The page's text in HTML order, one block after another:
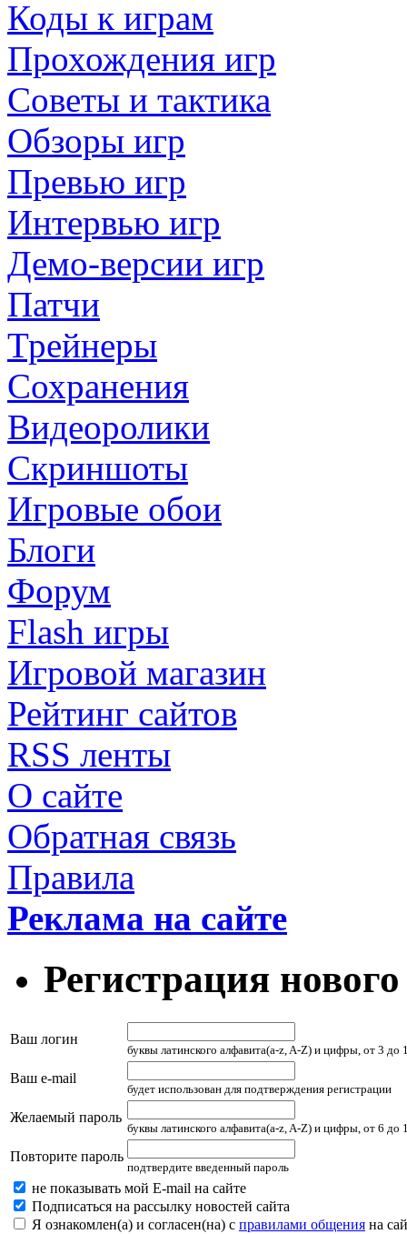
Коды к играм
Прохождения игр
Советы и тактика
Обзоры игр
Превью игр
Интервью игр
Демо-версии игр
Патчи
Трейнеры
Сохранения
Видеоролики
Скриншоты
Игровые обои
Блоги
Форум
Flash игры
Игровой магазин
Рейтинг сайтов
RSS ленты
О сайте
Обратная связь
Правила
Реклама на сайте
Регистрация
Ваш логин
буквы латинского алфавита(a-z, A-Z) и цифры, от 3 до
Ваш e-mail
будет использован для подтверждения регистрации
Желаемый пароль
буквы латинского алфавита(a-z, A-Z) и цифры, от 6 до
Повторите пароль
подтвердите введенный пароль
не показывать мой E-mail на сайте
Подписаться на рассылку новостей сайта
Я ознакомлен(а) и согласен(на) с правилами общения на